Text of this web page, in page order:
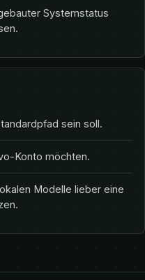
Systemstatus
sein soll.
Konto möchten.
Modelle lieber eine